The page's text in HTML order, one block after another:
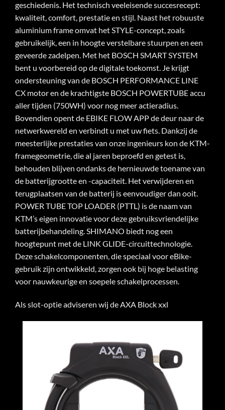
geschiedenis. Het technisch veeleisende succesrecept:
kwaliteit, comfort, prestatie en stijl. Naast het robuuste
aluminium frame omvat het STYLE-concept, zoals
gebruikelijk, een in hoogte verstelbare stuurpen en een
geveerde zadelpen. Met het BOSCH SMART SYSTEM
bent u voorbereid op de digitale toekomst. Je krijgt
ondersteuning van de BOSCH PERFORMANCE LINE
CX motor en de krachtigste BOSCH POWERTUBE accu
aller tijden (750WH) voor nog meer actieradius.
Bovendien opent de EBIKE FLOW APP de deur naar de
netwerkwereld en verbindt u met uw fiets. Dankzij de
meesterlijke prestaties van onze ingenieurs kon de KTM-
framegeometrie, die al jaren beproefd en getest is,
behouden blijven ondanks de hernieuwde toename van
de batterijgrootte en -capaciteit. Het verwijderen en
terugplaatsen van de batterij is eenvoudiger dan ooit.
POWER TUBE TOP LOADER (PTTL) is de naam van
KTM’s eigen innovatie voor deze gebruiksvriendelijke
batterijbehandeling.SHIMANO biedt nog een
hoogtepunt met de LINK GLIDE-circuittechnologie.
Deze schakelcomponenten, die speciaal voor eBike-
gebruik zijn ontwikkeld, zorgen ook bij hoge belasting
voor nauwkeurige en soepele schakelprocessen.
Als slot-optie adviseren wij de AXA Block xxl